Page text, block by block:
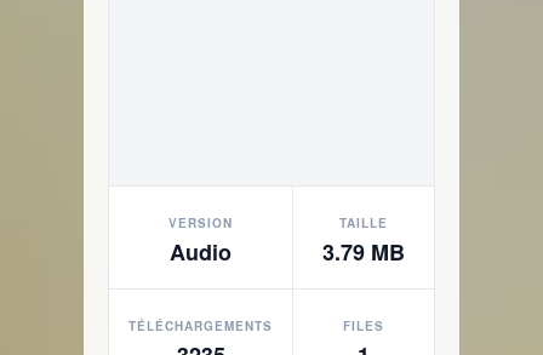
VERSION
Audio
TAILLE
3.79 MB
TÉLÉCHARGEMENTS FILES